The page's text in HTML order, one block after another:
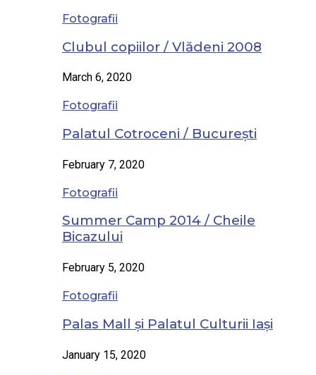
Fotografii
Clubul copiilor / Vlădeni 2008
March 6, 2020
Fotografii
Palatul Cotroceni / București
February 7, 2020
Fotografii
Summer Camp 2014 / Cheile
Bicazului
February 5, 2020
Fotografii
Palas Mall și Palatul Culturii Iași
January 15, 2020